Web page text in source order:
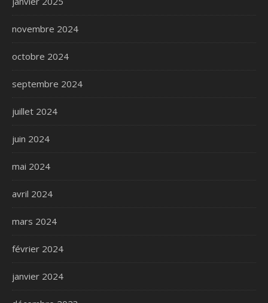
novembre 2024
octobre 2024
septembre 2024
juillet 2024
juin 2024
mai 2024
avril 2024
mars 2024
février 2024
janvier 2024